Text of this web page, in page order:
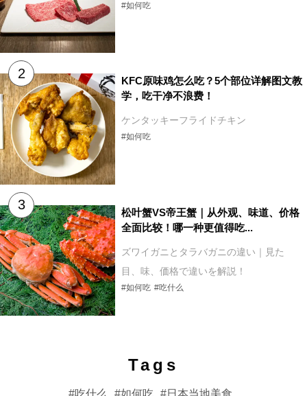
#如何吃
KFC原味鸡怎么吃？5个部位详解图文教
学，吃干净不浪费！
ケンタッキーフライドチキン
#如何吃
松叶蟹VS帝王蟹｜从外观、味道、价格
全面比较！哪一种更值得吃...
ズワイガニとタラバガニの違い｜見た
目、味、価格で違いを解説！
#如何吃 #吃什么
Tags
吃什么 如何吃 日本当地美食